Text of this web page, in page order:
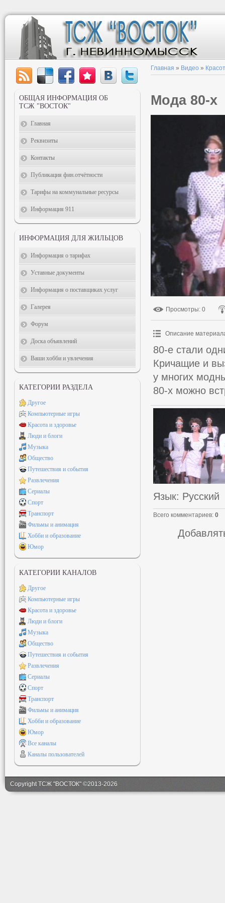
Главная » Видео »
Мода 80-х
Просмотры: 0
Описание
80-е стали
Кричащие и
у многих
80-х можно
Язык: Русский
Всего комментариев: 0
ОБЩАЯ ИНФОРМАЦИЯ ОБ
ТСЖ "ВОСТОК"
Главная
Реквизиты
Контакты
Публикация фин.отчётности
Тарифы на коммунальные ресурсы
Информация 911
ИНФОРМАЦИЯ ДЛЯ ЖИЛЬЦОВ
Информация о тарифах
Уставные документы
Информация о поставщиках услуг
Галерея
Форум
Доска объявлений
Ваши хобби и увлечения
КАТЕГОРИИ РАЗДЕЛА
Другое
Компьютерные игры
Красота и здоровье
Люди и блоги
Музыка
Общество
Путешествия и события
Развлечения
Сериалы
Спорт
Транспорт
Фильмы и анимация
Хобби и образование
Юмор
КАТЕГОРИИ КАНАЛОВ
Другое
Компьютерные игры
Красота и здоровье
Люди и блоги
Музыка
Общество
Путешествия и события
Развлечения
Сериалы
Спорт
Транспорт
Фильмы и анимация
Хобби и образование
Юмор
Все каналы
Каналы пользователей
Copyright ТСЖ "ВОСТОК" ©2013-2026